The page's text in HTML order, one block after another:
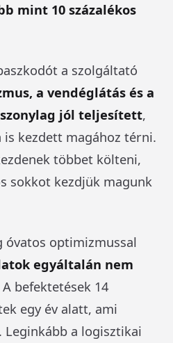
mint 10 százalékos
a szolgáltató
a vendéglátás és a
jól teljesített,
kezdett magához térni.
többet költeni,
sokkot kezdjük magunk
óvatos optimizmussal
egyáltalán nem
A befektetések 14
egy év alatt, ami
Leginkább a logisztikai